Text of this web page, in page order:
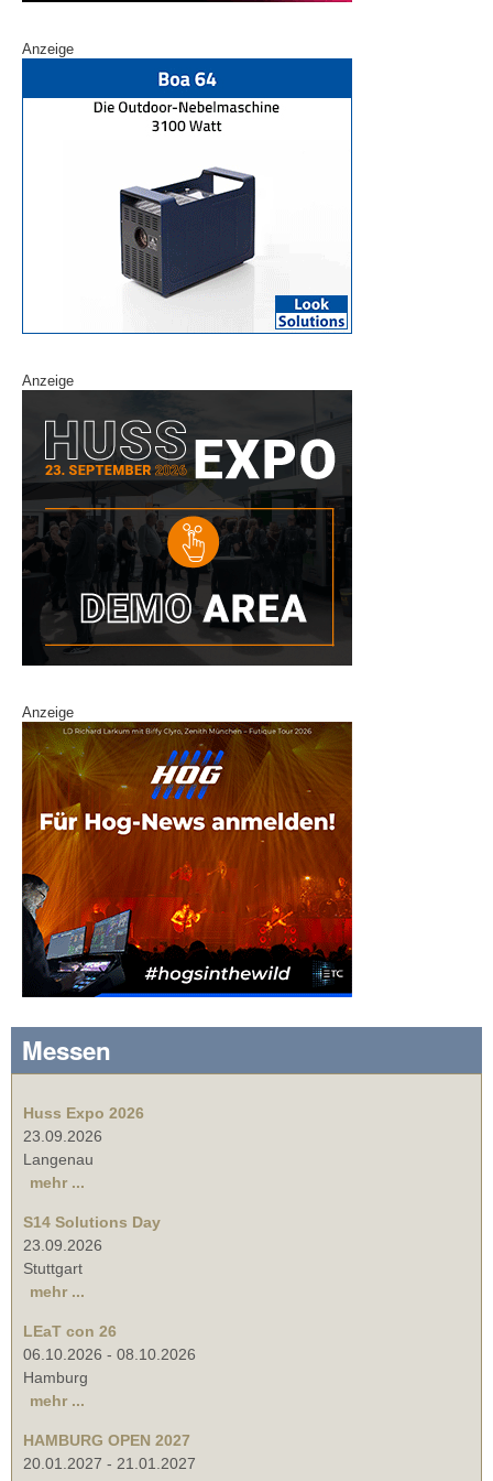
Anzeige
Anzeige
Anzeige
Messen
Huss Expo 2026
23.09.2026
Langenau
mehr ...
S14 Solutions Day
23.09.2026
Stuttgart
mehr ...
LEaT con 26
06.10.2026 - 08.10.2026
Hamburg
mehr ...
HAMBURG OPEN 2027
20.01.2027 - 21.01.2027